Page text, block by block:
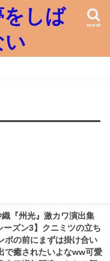
しば
い
search
『州光』激カワ演出集
ーズン3】クニミツの立ち
ボの前にまずは掛け合い
で癒されたいよなww可愛